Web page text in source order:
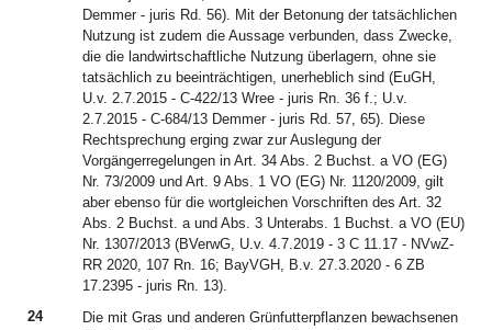
Demmer - juris Rd. 56). Mit der Betonung der tatsächlichen
Nutzung ist zudem die Aussage verbunden, dass Zwecke,
die die landwirtschaftliche Nutzung überlagern, ohne sie
tatsächlich zu beeinträchtigen, unerheblich sind (EuGH,
U.v. 2.7.2015 - C-422/13 Wree - juris Rn. 36 f.; U.v.
2.7.2015 - C-684/13 Demmer - juris Rd. 57, 65). Diese
Rechtsprechung erging zwar zur Auslegung der
Vorgängerregelungen in Art. 34 Abs. 2 Buchst. a VO (EG)
Nr. 73/2009 und Art. 9 Abs. 1 VO (EG) Nr. 1120/2009, gilt
aber ebenso für die wortgleichen Vorschriften des Art. 32
Abs. 2 Buchst. a und Abs. 3 Unterabs. 1 Buchst. a VO (EU)
Nr. 1307/2013 (BVerwG, U.v. 4.7.2019 - 3 C 11.17 - NVwZ-
RR 2020, 107 Rn. 16; BayVGH, B.v. 27.3.2020 - 6 ZB
17.2395 - juris Rn. 13).
24
Die mit Gras und anderen Grünfutterpflanzen bewachsenen